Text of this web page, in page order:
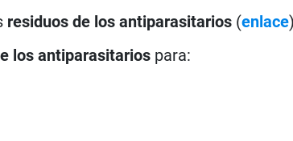
residuos de los antiparasitarios (enlace
los antiparasitarios para: